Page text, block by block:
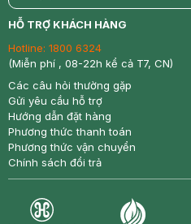
return nowfree
HỖ TRỢ KHÁCH HÀNG
Hotline: 1800 6324
(Miễn phí , 08-22h kể cả T7, CN)
Các câu hỏi thường gặp
Gửi yêu cầu hỗ trợ
Hướng dẫn đặt hàng
Phương thức thanh toán
Phương thức vận chuyển
Chính sách đổi trả